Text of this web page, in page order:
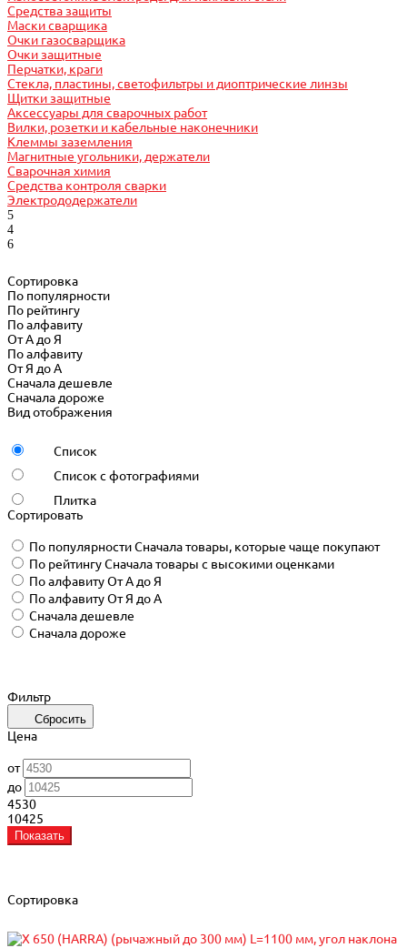
Средства защиты
Маски сварщика
Очки газосварщика
Очки защитные
Перчатки, краги
Стекла, пластины, светофильтры и диоптрические линзы
Щитки защитные
Аксессуары для сварочных работ
Вилки, розетки и кабельные наконечники
Клеммы заземления
Магнитные угольники, держатели
Сварочная химия
Средства контроля сварки
Электрододержатели
Сортировка
По популярности
По рейтингу
По алфавиту
От А до Я
По алфавиту
От Я до А
Сначала дешевле
Сначала дороже
Вид отображения
Список
Список с фотографиями
Плитка
Сортировать
По популярностиСначала товары, которые чаще покупают
По рейтингуСначала товары с высокими оценками
По алфавитуОт А до Я
По алфавитуОт Я до А
Сначала дешевле
Сначала дороже
Фильтр
Сбросить
Цена
от
до
4530
10425
Показать
Сортировка